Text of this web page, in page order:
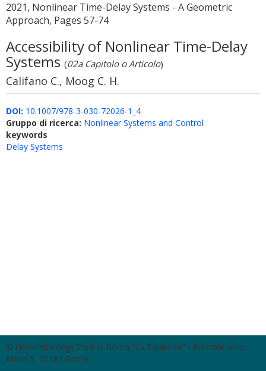
2021, Nonlinear Time-Delay Systems - A Geometric
Approach, Pages 57-74
Accessibility of Nonlinear Time-Delay
Systems (02a Capitolo o Articolo)
Califano C., Moog C. H.
DOI: 10.1007/978-3-030-72026-1_4
Gruppo di ricerca: Nonlinear Systems and Control
keywords
Delay Systems
© Università degli Studi di Roma "La Sapienza" - Piazzale Aldo
Moro 5, 00185 Roma